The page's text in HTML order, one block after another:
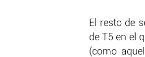
El resto de
de T5 en el
(como